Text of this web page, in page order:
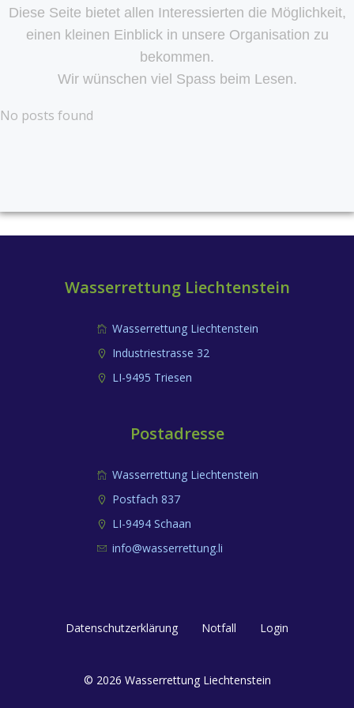
Diese Seite bietet allen Interessierten die Möglichkeit,
einen kleinen Einblick in unsere Organisation zu
bekommen.
Wir wünschen viel Spass beim Lesen.
No posts found
Wasserrettung Liechtenstein
Wasserrettung Liechtenstein
Industriestrasse 32
LI-9495 Triesen
Postadresse
Wasserrettung Liechtenstein
Postfach 837
LI-9494 Schaan
info@wasserrettung.li
© 2026 Wasserrettung Liechtenstein
Datenschutzerklärung Notfall Login